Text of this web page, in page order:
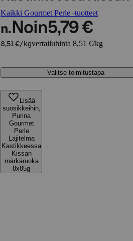
Kaikki Gourmet Perle -tuotteet
n. Noin5,79 €
8,51 €/kgvertailuhinta 8,51 €/kg
Valitse toimitustapa
Lisää
suosikkeihin,
Purina
Gourmet
Perle
Lajitelma
Kastikkeessa
Kissan
märkäruoka
8x85g